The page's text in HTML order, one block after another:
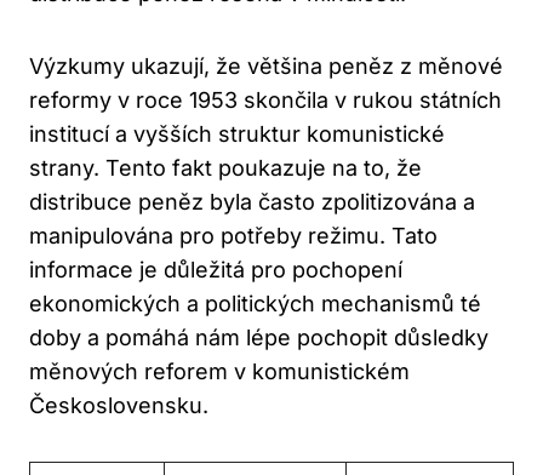
Výzkumy ukazují, že většina peněz z měnové
reformy v roce 1953 skončila v rukou státních
institucí a vyšších struktur komunistické
strany. Tento fakt poukazuje na to, že
distribuce peněz byla často zpolitizována a
manipulována pro potřeby režimu. Tato
informace je důležitá pro pochopení
ekonomických a politických mechanismů té
doby a pomáhá nám lépe pochopit důsledky
měnových reforem v komunistickém
Československu.